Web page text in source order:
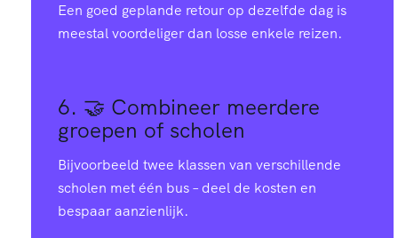
Een goed geplande retour op dezelfde dag is
meestal voordeliger dan losse enkele reizen.
6. 🤝 Combineer meerdere
groepen of scholen
Bijvoorbeeld twee klassen van verschillende
scholen met één bus – deel de kosten en
bespaar aanzienlijk.